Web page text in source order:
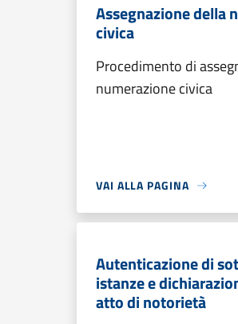
Assegnazione della
civica
Procedimento di
numerazione civica
VAI ALLA PAGINA
Autenticazione di
istanze e
atto di notorietà